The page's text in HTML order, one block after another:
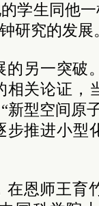
学生同他
研究的发展
另一突破
相关论证，
新型空间原
步推进小型
在恩师王育